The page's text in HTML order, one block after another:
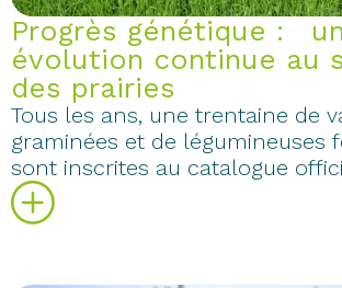
Progrès génétique :
évolution continue au
des prairies
Tous les ans, une trentaine de
graminées et de légumineuses
sont inscrites au catalogue